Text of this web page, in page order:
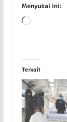
Menyukai ini:
Memuat...
Terkait